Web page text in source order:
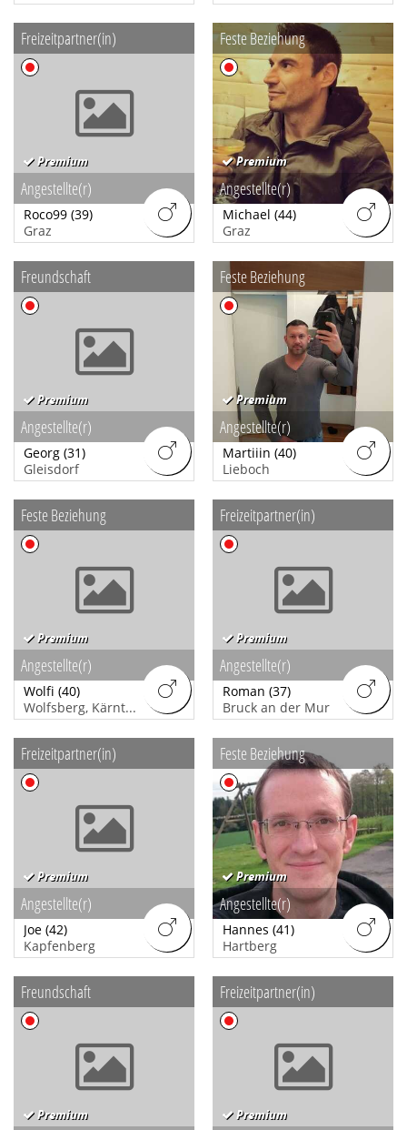
Freizeitpartner(in)
Premium
Angestellte(r)
Roco99 (39)
Graz
Feste Beziehung
Premium
Angestellte(r)
Michael (44)
Graz
Freundschaft
Premium
Angestellte(r)
Georg (31)
Gleisdorf
Feste Beziehung
Premium
Angestellte(r)
Martiiin (40)
Lieboch
Feste Beziehung
Premium
Angestellte(r)
Wolfi (40)
Wolfsberg, Kärnten
Freizeitpartner(in)
Premium
Angestellte(r)
Roman (37)
Bruck an der Mur
Freizeitpartner(in)
Premium
Angestellte(r)
Joe (42)
Kapfenberg
Feste Beziehung
Premium
Angestellte(r)
Hannes (41)
Hartberg
Freundschaft
Premium
Freizeitpartner(in)
Premium